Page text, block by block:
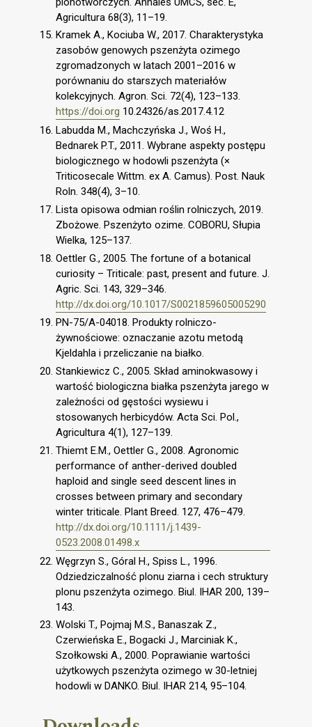
Agricultura 68(3), 11–19.
Kramek A., Kociuba W., 2017. Charakterystyka
zasobów genowych pszenżyta ozimego
zgromadzonych w latach 2001–2016 w
porównaniu do starszych materiałów
kolekcyjnych. Agron. Sci. 72(4), 123–133.
https://doi.org 10.24326/as.2017.4.12
Labudda M., Machczyńska J., Woś H.,
Bednarek P.T., 2011. Wybrane aspekty postępu
biologicznego w hodowli pszenżyta (×
Triticosecale Wittm. ex A. Camus). Post. Nauk
Roln. 348(4), 3–10.
Lista opisowa odmian roślin rolniczych, 2019.
Zbożowe. Pszenżyto ozime. COBORU, Słupia
Wielka, 125–137.
Oettler G., 2005. The fortune of a botanical
curiosity – Triticale: past, present and future. J.
Agric. Sci. 143, 329–346.
http://dx.doi.org/10.1017/S0021859605005290
PN-75/A-04018. Produkty rolniczo-
żywnościowe: oznaczanie azotu metodą
Kjeldahla i przeliczanie na białko.
Stankiewicz C., 2005. Skład aminokwasowy i
wartość biologiczna białka pszenżyta jarego w
zależności od gęstości wysiewu i
stosowanych herbicydów. Acta Sci. Pol.,
Agricultura 4(1), 127–139.
Thiemt E.M., Oettler G., 2008. Agronomic
performance of anther-derived doubled
haploid and single seed descent lines in
crosses between primary and secondary
winter triticale. Plant Breed. 127, 476–479.
http://dx.doi.org/10.1111/j.1439-
0523.2008.01498.x
Węgrzyn S., Góral H., Spiss L., 1996.
Odziedziczalność plonu ziarna i cech struktury
plonu pszenżyta ozimego. Biul. IHAR 200, 139–
143.
Wolski T., Pojmaj M.S., Banaszak Z.,
Czerwieńska E., Bogacki J., Marciniak K.,
Szołkowski A., 2000. Poprawianie wartości
użytkowych pszenżyta ozimego w 30-letniej
hodowli w DANKO. Biul. IHAR 214, 95–104.